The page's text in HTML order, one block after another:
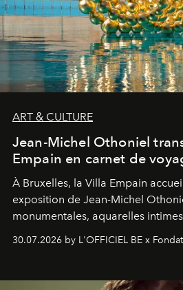
ART & CULTURE
Jean-Michel Othoniel
Empain en carnet de
À Bruxelles, la Villa Empain
exposition de Jean-Michel
monumentales, aquarelles
soufflé, l’artiste français compose
émotionnel où chaque œuvre
émerveillement.
30.07.2026 by L'OFFICIEL BE x